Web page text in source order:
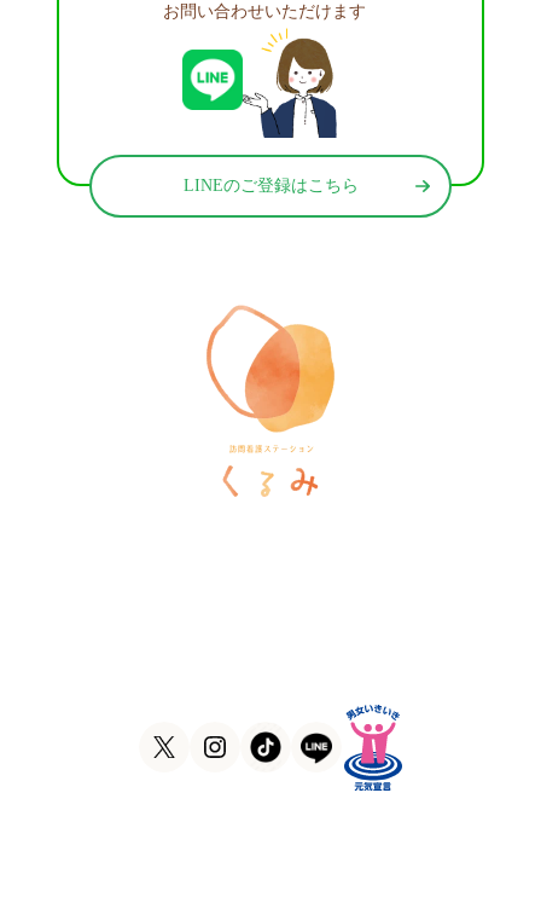
お問い合わせいただけます
LINEのご登録はこちら